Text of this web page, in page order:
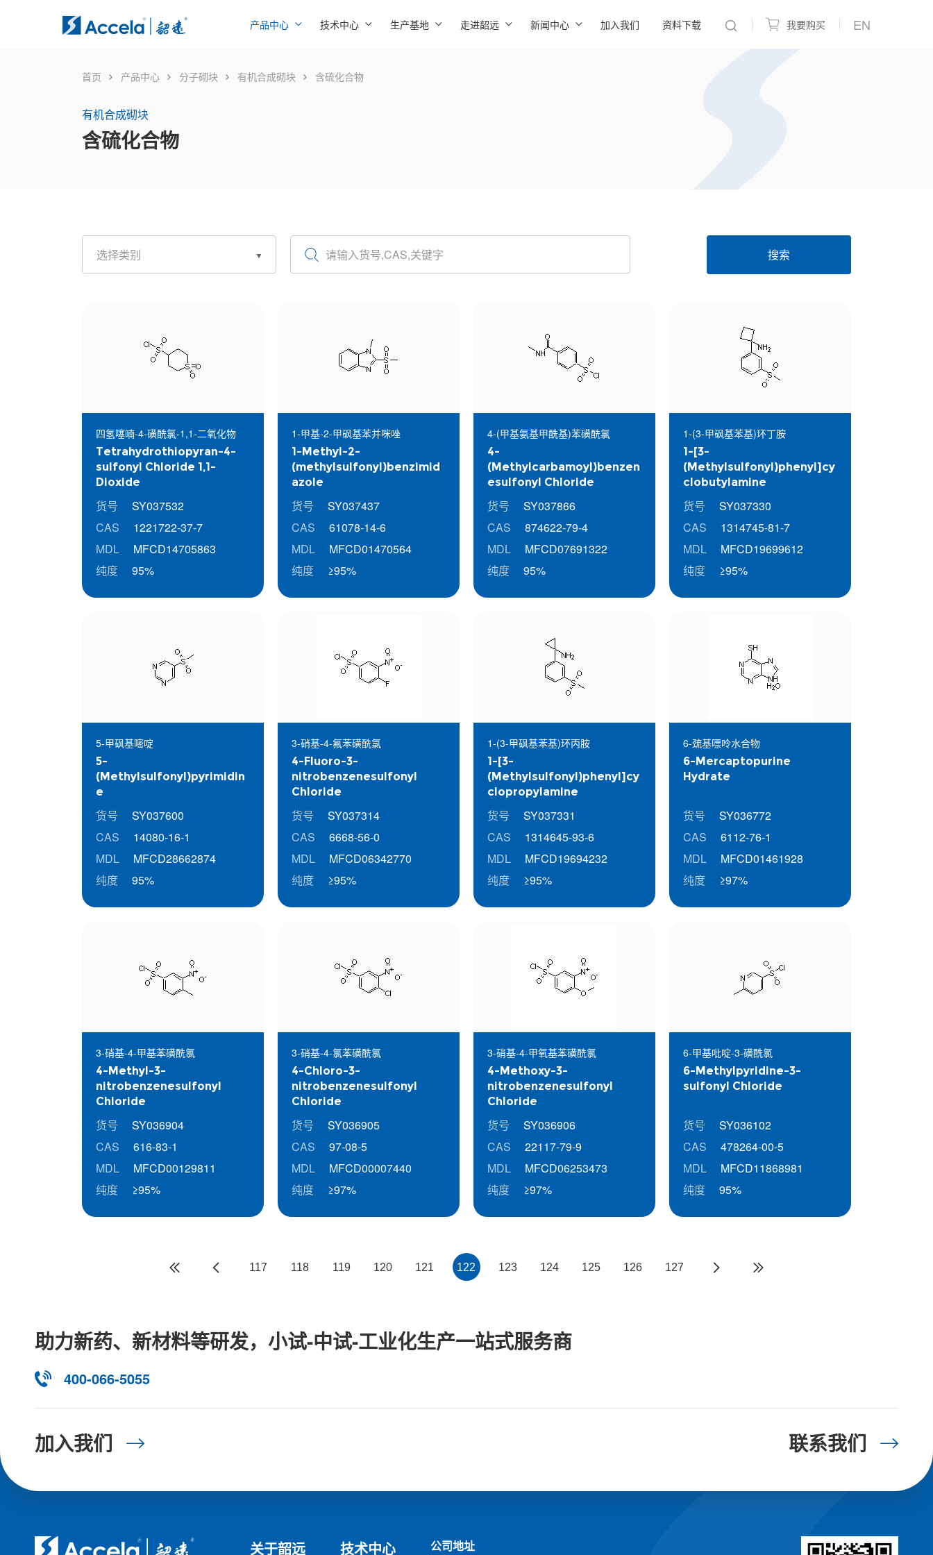
产品中心 技术中心 生产基地 走进韶远 新闻中心 加入我们 资料下载 我要购买 EN
首页 产品中心 分子砌块 有机合成砌块 含硫化合物
有机合成砌块
含硫化合物
搜索
四氢噻喃-4-磺酰氯-1,1-二氧化物
Tetrahydrothiopyran-4-
sulfonyl Chloride 1,1-
Dioxide
货号
SY037532
CAS
1221722-37-7
MDL
MFCD14705863
纯度
95%
1-甲基-2-甲砜基苯并咪唑
1-Methyl-2-
(methylsulfonyl)benzimid
azole
货号
SY037437
CAS
61078-14-6
MDL
MFCD01470564
纯度
≥95%
4-(甲基氨基甲酰基)苯磺酰氯
4-
(Methylcarbamoyl)benzen
esulfonyl Chloride
货号
SY037866
CAS
874622-79-4
MDL
MFCD07691322
纯度
95%
1-(3-甲砜基苯基)环丁胺
1-[3-
(Methylsulfonyl)phenyl]cy
clobutylamine
货号
SY037330
CAS
1314745-81-7
MDL
MFCD19699612
纯度
≥95%
5-甲砜基嘧啶
5-
(Methylsulfonyl)pyrimidin
e
货号
SY037600
CAS
14080-16-1
MDL
MFCD28662874
纯度
95%
3-硝基-4-氟苯磺酰氯
4-Fluoro-3-
nitrobenzenesulfonyl
Chloride
货号
SY037314
CAS
6668-56-0
MDL
MFCD06342770
纯度
≥95%
1-(3-甲砜基苯基)环丙胺
1-[3-
(Methylsulfonyl)phenyl]cy
clopropylamine
货号
SY037331
CAS
1314645-93-6
MDL
MFCD19694232
纯度
≥95%
6-巯基嘌呤水合物
6-Mercaptopurine
Hydrate
货号
SY036772
CAS
6112-76-1
MDL
MFCD01461928
纯度
≥97%
3-硝基-4-甲基苯磺酰氯
4-Methyl-3-
nitrobenzenesulfonyl
Chloride
货号
SY036904
CAS
616-83-1
MDL
MFCD00129811
纯度
≥95%
3-硝基-4-氯苯磺酰氯
4-Chloro-3-
nitrobenzenesulfonyl
Chloride
货号
SY036905
CAS
97-08-5
MDL
MFCD00007440
纯度
≥97%
3-硝基-4-甲氧基苯磺酰氯
4-Methoxy-3-
nitrobenzenesulfonyl
Chloride
货号
SY036906
CAS
22117-79-9
MDL
MFCD06253473
纯度
≥97%
6-甲基吡啶-3-磺酰氯
6-Methylpyridine-3-
sulfonyl Chloride
货号
SY036102
CAS
478264-00-5
MDL
MFCD11868981
纯度
95%
117 118 119 120 121 122 123 124 125 126 127
助力新药、新材料等研发，小试-中试-工业化生产一站式服务商
400-066-5055
加入我们 联系我们
关于韶远 技术中心 公司地址